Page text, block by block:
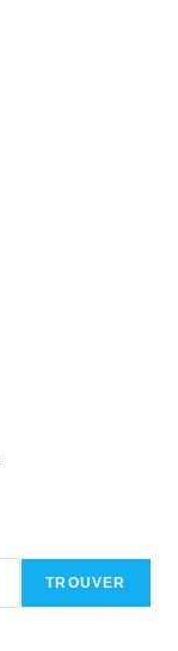
TROUVER